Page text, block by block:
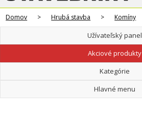
Domov > Hrubá stavba > Komíny
Užívateľský panel
Akciové produkty
Kategórie
Hlavné menu